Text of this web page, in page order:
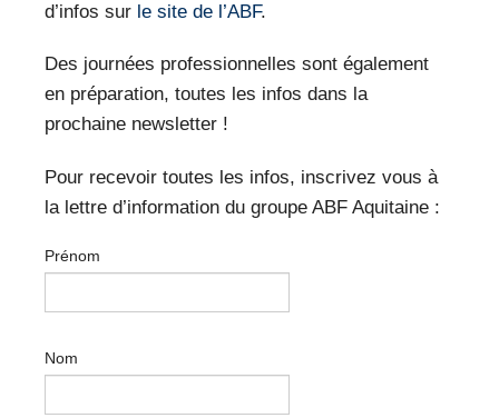
d’infos sur le site de l’ABF.
Des journées professionnelles sont également
en préparation, toutes les infos dans la
prochaine newsletter !
Pour recevoir toutes les infos, inscrivez vous à
la lettre d’information du groupe ABF Aquitaine :
Prénom
Nom